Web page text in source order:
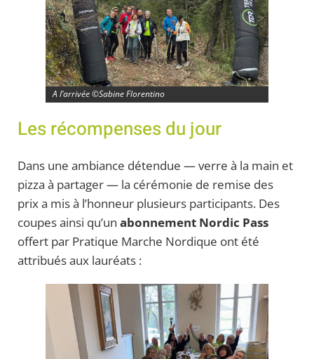
A l’arrivée ©Sabine Florentino
Les récompenses du jour
Dans une ambiance détendue — verre à la main et
pizza à partager — la cérémonie de remise des
prix a mis à l’honneur plusieurs participants. Des
coupes ainsi qu’un abonnement Nordic Pass
offert par Pratique Marche Nordique ont été
attribués aux lauréats :